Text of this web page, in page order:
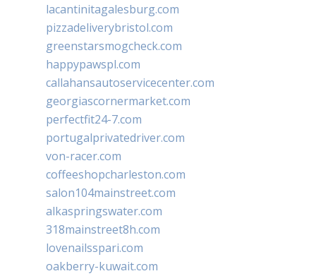
lacantinitagalesburg.com
pizzadeliverybristol.com
greenstarsmogcheck.com
happypawspl.com
callahansautoservicecenter.com
georgiascornermarket.com
perfectfit24-7.com
portugalprivatedriver.com
von-racer.com
coffeeshopcharleston.com
salon104mainstreet.com
alkaspringswater.com
318mainstreet8h.com
lovenailsspari.com
oakberry-kuwait.com